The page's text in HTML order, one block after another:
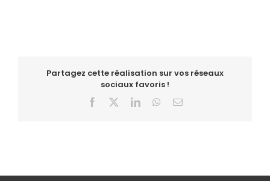
Partagez cette réalisation sur vos réseaux
sociaux favoris !
Facebook LinkedInWhatsApp
Email